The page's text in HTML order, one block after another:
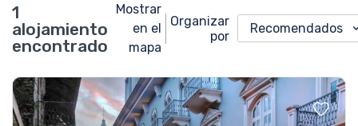
1
alojamiento
encontrado
Mostrar
en el
mapa
Organizar
por
Recomendados